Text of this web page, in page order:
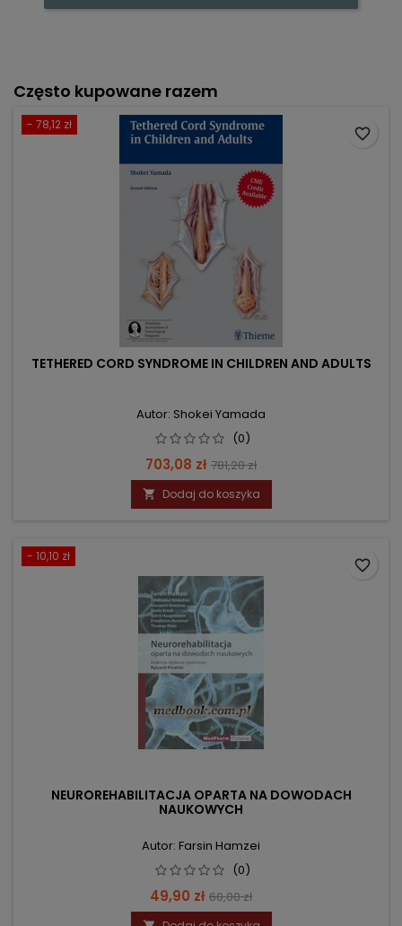
Często kupowane razem
- 78,12 zł
TETHERED CORD SYNDROME IN CHILDREN AND ADULTS
Autor: Shokei Yamada
(0)
Cena
703,08 zł Cena
podstawowa
781,20 zł
 Dodaj do koszyka
favorite_border
- 10,10 zł
NEUROREHABILITACJA OPARTA NA DOWODACH
NAUKOWYCH
Autor: Farsin Hamzei
(0)
Cena
49,90 zł Cena
podstawowa
60,00 zł
favorite_border